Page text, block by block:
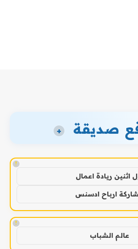
صديقة +
!
اثنين ريادة اعمال
ارباح ادسنس
!
عالم الشباب